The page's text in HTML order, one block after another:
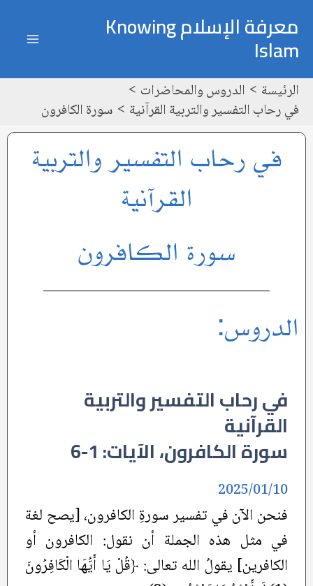
إلى
المحتوى
معرفة الإسلام Knowing
Islam
الرئيسة
الدروس والمحاضرات
في رحاب التفسير والتربية القرآنية
سورة الكافرون
في رحاب التفسير والتربية
القرآنية
سورة الكافرون
الدروس:
في رحاب التفسير والتربية
القرآنية
سورة الكافرون، الآيات: 1-6
فنحن الآن في تفسير سورةِ الكافرون، [يصح لغة
في مثل هذه الجملة أن نقول: الكافرون أو
الكافرين] يقولُ الله تعالى: ﴿قُلْ يَا أَيُّهَا الْكَافِرُونَ
2025/01/10